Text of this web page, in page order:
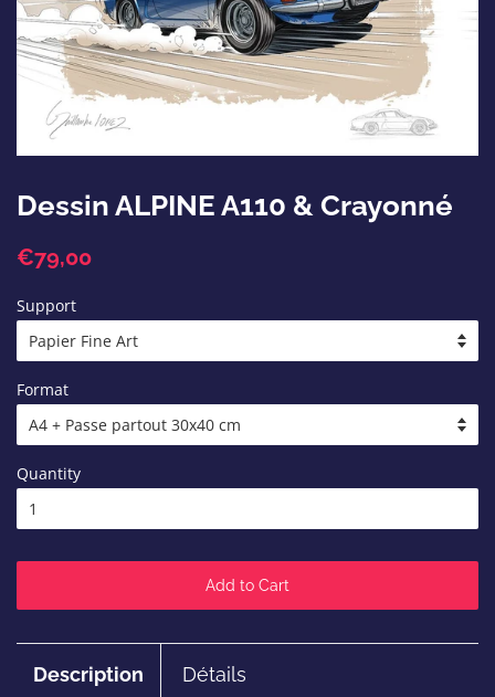
Dessin ALPINE A110 & Crayonné
Regular
€79,00
Support
Format
Quantity
Add to Cart
Description Détails